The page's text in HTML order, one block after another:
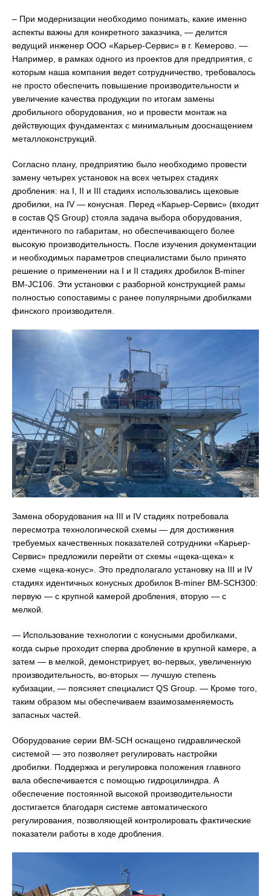
– При модернизации необходимо понимать, какие именно
аспекты важны для конкретного заказчика, — делится
ведущий инженер ООО «Карьер-Сервис» в г. Кемерово. —
Например, в рамках одного из проектов для предприятия, с
которым наша компания ведет сотрудничество, требовалось
не просто обеспечить повышение производительности и
увеличение качества продукции по итогам замены
дробильного оборудования, но и провести монтаж на
действующих фундаментах с минимальным дооснащением
металлоконструкций.
Согласно плану, предприятию было необходимо провести
замену четырех установок на всех четырех стадиях
дробления: на I, II и III стадиях использовались щековые
дробилки, на IV — конусная. Перед «Карьер-Сервис» (входит
в состав QS Group) стояла задача выбора оборудования,
идентичного по габаритам, но обеспечивающего более
высокую производительность. После изучения документации
и необходимых параметров специалистами было принято
решение о применении на I и II стадиях дробилок B-miner
BM-JC106. Эти установки с разборной конструкцией рамы
полностью сопоставимы с ранее популярными дробилками
финского производителя.
Замена оборудования на III и IV стадиях потребовала
пересмотра технологической схемы — для достижения
требуемых качественных показателей сотрудники «Карьер-
Сервис» предложили перейти от схемы «щека-щека» к
схеме «щека-конус». Это предполагало установку на III и IV
стадиях идентичных конусных дробилок B-miner BM-SCH300:
первую — с крупной камерой дробления, вторую — с
мелкой.
— Использование технологии с конусными дробилками,
когда сырье проходит сперва дробление в крупной камере, а
затем — в мелкой, демонстрирует, во-первых, увеличенную
производительность, во-вторых — лучшую степень
кубизации, — поясняет специалист QS Group. — Кроме того,
таким образом мы обеспечиваем взаимозаменяемость
запасных частей.
Оборудование серии BM-SCH оснащено гидравлической
системой — это позволяет регулировать настройки
дробилки. Поддержка и регулировка положения главного
вала обеспечивается с помощью гидроцилиндра. А
обеспечение постоянной высокой производительности
достигается благодаря системе автоматического
регулирования, позволяющей контролировать фактические
показатели работы в ходе дробления.